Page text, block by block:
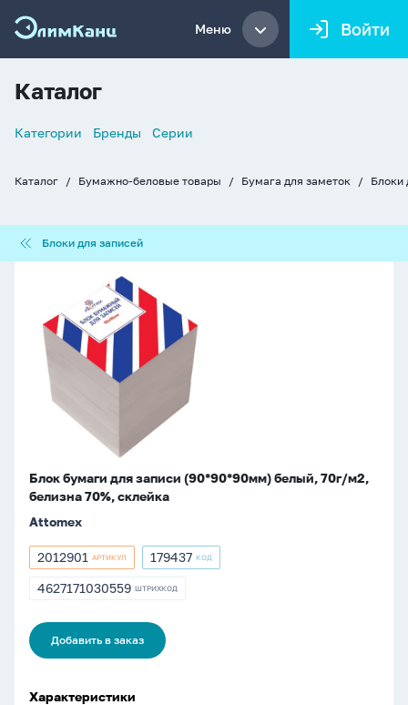
Меню Войти
Каталог
Список
Категории Бренды Серии
Каталог Бумажно-беловые товары Бумага для заметок Блоки
для
записей
Блоки для записей
для
записи
(90*90*90мм)
белый,
70г/
белизна
Блок бумаги для записи (90*90*90мм) белый, 70г/м2,
белизна 70%, склейка
Attomex
Артикул
2012901
2012901 АРТИКУЛ
Артикул
179437
179437 КОД
ШТРИХКОД
4627171030559 ШТРИХКОД
Добавить в заказ
Характеристики